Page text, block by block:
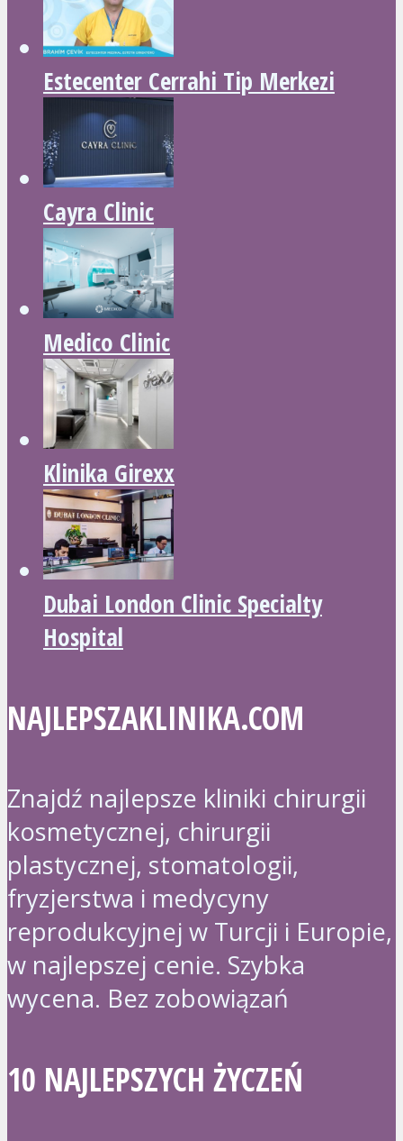
Estecenter Cerrahi Tip Merkezi
Cayra Clinic
Medico Clinic
Klinika Girexx
Dubai London Clinic Specialty
Hospital
NAJLEPSZAKLINIKA.COM
Znajdź najlepsze kliniki chirurgii
kosmetycznej, chirurgii
plastycznej, stomatologii,
fryzjerstwa i medycyny
reprodukcyjnej w Turcji i Europie,
w najlepszej cenie. Szybka
wycena. Bez zobowiązań
10 NAJLEPSZYCH ŻYCZEŃ